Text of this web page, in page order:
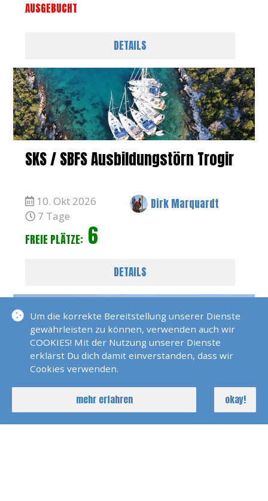
AUSGEBUCHT
DETAILS
SKS / SBFS Ausbildungstörn Trogir
10. Okt 2026
7 Tage
Dirk Marquardt
FREIE PLÄTZE: 6
DETAILS
Skippertraining Und Meilentörn
Teneriffa
09. Jan 2027
Um die korrekte Bereitstellung unserer Dienste
gewährleisten zu können, verwenden auch wir
COOKIES! Mit der Nutzung unserer Dienste
erklärst Du dich damit einverstanden, dass wir
Cookies verwenden.
mehr erfahren okay!